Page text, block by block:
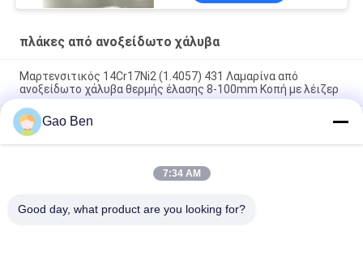
πλάκες από ανοξείδωτο χάλυβα
Μαρτενσιτικός 14Cr17Ni2 (1.4057) 431 Λαμαρίνα από
ανοξείδωτο χάλυβα θερμής έλασης 8-100mm Κοπή με λέιζερ
Σύνθεση 20 πλάκας Incoloy20 Carpenter20Cb-3 UNSN08020
2.4460 8MM X 1500 X 6000MM
Ανθεκτικό σε υψηλή θερμοκρασία θερμής έλασης DIN 1.4845
SUS 310S AISI 310S INOX Πλάκα από ανοξείδωτο χάλυβα
Gao Ben
7:34 AM
Good day, what product are you looking for?